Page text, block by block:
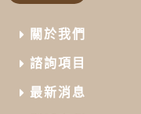
關於我們
諮詢項目
最新消息